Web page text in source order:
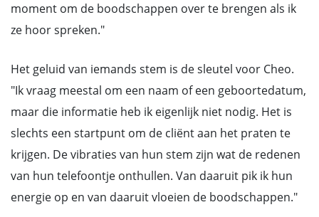
moment om de boodschappen over te brengen als ik
ze hoor spreken."
Het geluid van iemands stem is de sleutel voor Cheo.
"Ik vraag meestal om een naam of een geboortedatum,
maar die informatie heb ik eigenlijk niet nodig. Het is
slechts een startpunt om de cliënt aan het praten te
krijgen. De vibraties van hun stem zijn wat de redenen
van hun telefoontje onthullen. Van daaruit pik ik hun
energie op en van daaruit vloeien de boodschappen."